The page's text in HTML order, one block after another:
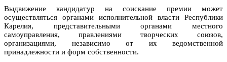
Выдвижение кандидатур на соискание премии может
осуществляться органами исполнительной власти Республики
Карелия, представительными органами местного
самоуправления, правлениями творческих союзов,
организациями, независимо от их ведомственной
принадлежности и форм собственности.